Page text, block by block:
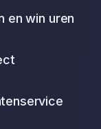
en win uren